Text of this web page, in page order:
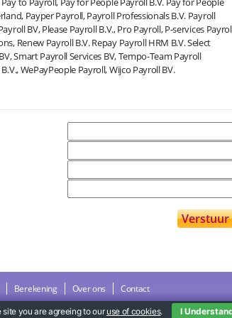
Payper Payroll, Payroll Professionals B.V. Payroll
BV, Please Payroll B.V., Pro Payroll, P-services
Renew Payroll B.V. Repay Payroll HRM B.V. Select
Smart Payroll Services BV, Tempo-Team Payroll
WePayPeople Payroll, Wijco Payroll BV.
Berekening Over ons Contact
you are agreeing to ouruse of cookies. I